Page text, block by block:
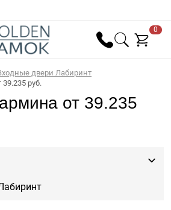
0
двери Лабиринт
руб.
от 39.235